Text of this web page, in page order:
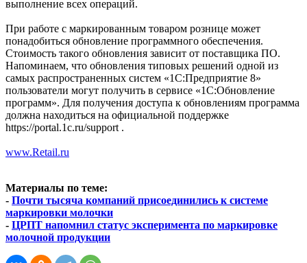
выполнение всех операций.
При работе с маркированным товаром рознице может
понадобиться обновление программного обеспечения.
Стоимость такого обновления зависит от поставщика ПО.
Напоминаем, что обновления типовых решений одной из
самых распространенных систем «1С:Предприятие 8»
пользователи могут получить в сервисе «1С:Обновление
программ». Для получения доступа к обновлениям программа
должна находиться на официальной поддержке
https://portal.1c.ru/support .
www.Retail.ru
Материалы по теме:
- Почти тысяча компаний присоединились к системе
маркировки молочки
- ЦРПТ напомнил статус эксперимента по маркировке
молочной продукции